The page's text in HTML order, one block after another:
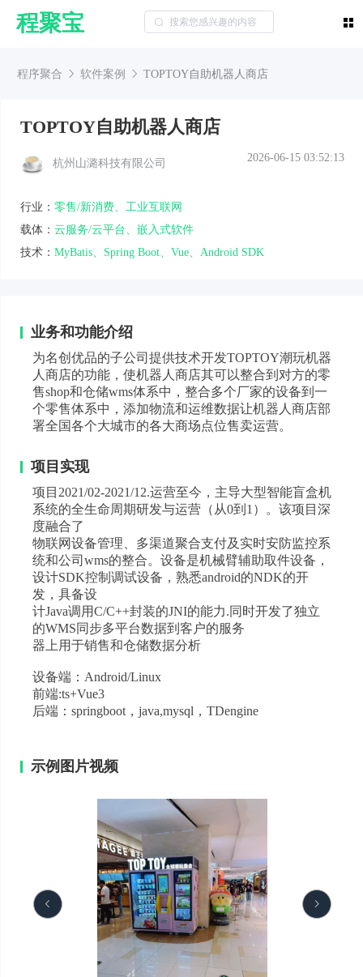
程聚宝
程序聚合 软件案例 TOPTOY自助机器人商店
TOPTOY自助机器人商店
杭州山潞科技有限公司 2026-06-15 03:52:13
行业： 零售/新消费、工业互联网
载体： 云服务/云平台、嵌入式软件
技术： MyBatis、Spring Boot、Vue、Android SDK
业务和功能介绍
为名创优品的子公司提供技术开发TOPTOY潮玩机器
人商店的功能，使机器人商店其可以整合到对方的零
售shop和仓储wms体系中，整合多个厂家的设备到一
个零售体系中，添加物流和运维数据让机器人商店部
署全国各个大城市的各大商场点位售卖运营。
项目实现
项目2021/02-2021/12.运营至今，主导大型智能盲盒机
系统的全生命周期研发与运营（从0到1）。该项目深
度融合了
物联网设备管理、多渠道聚合支付及实时安防监控系
统和公司wms的整合。设备是机械臂辅助取件设备，
设计SDK控制调试设备，熟悉android的NDK的开
发，具备设
计Java调用C/C++封装的JNI的能力.同时开发了独立
的WMS同步多平台数据到客户的服务
器上用于销售和仓储数据分析
设备端：Android/Linux
前端:ts+Vue3
后端：springboot，java,mysql，TDengine
示例图片视频